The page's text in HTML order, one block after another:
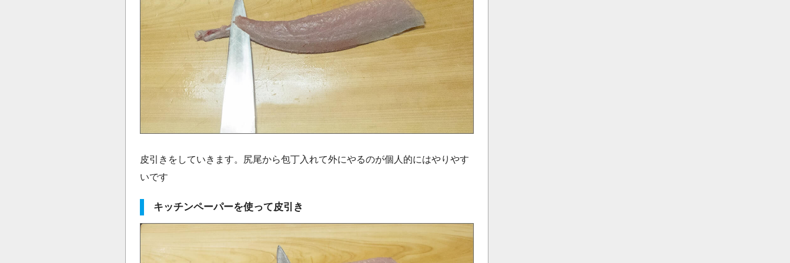
皮引きをしていきます。尻尾から包丁入れて外にやるのが個人的にはやりやす
いです
キッチンペーパーを使って皮引き